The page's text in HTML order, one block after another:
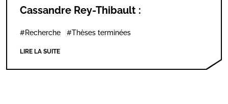
Cassandre Rey-Thibault :
#Recherche #Thèses terminées
LIRE LA SUITE